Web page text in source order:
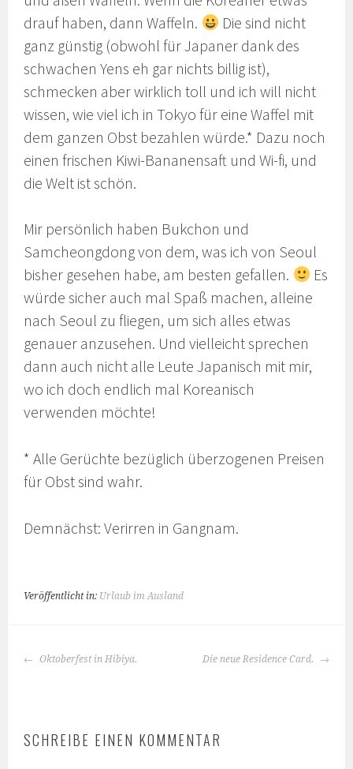
drauf haben, dann Waffeln.
Die sind nicht
ganz günstig (obwohl für Japaner dank des
schwachen Yens eh gar nichts billig ist),
schmecken aber wirklich toll und ich will nicht
wissen, wie viel ich in Tokyo für eine Waffel mit
dem ganzen Obst bezahlen würde.* Dazu noch
einen frischen Kiwi-Bananensaft und Wi-fi, und
die Welt ist schön.
Mir persönlich haben Bukchon und
Samcheongdong von dem, was ich von Seoul
bisher gesehen habe, am besten gefallen.
Es
würde sicher auch mal Spaß machen, alleine
nach Seoul zu fliegen, um sich alles etwas
genauer anzusehen. Und vielleicht sprechen
dann auch nicht alle Leute Japanisch mit mir,
wo ich doch endlich mal Koreanisch
verwenden möchte!
* Alle Gerüchte bezüglich überzogenen Preisen
für Obst sind wahr.
Demnächst: Verirren in Gangnam.
Veröffentlicht in: Urlaub im Ausland
BEITRAGS-
NAVIGATION
Oktoberfest in Hibiya. Die neue Residence Card.
SCHREIBE EINEN KOMMENTAR